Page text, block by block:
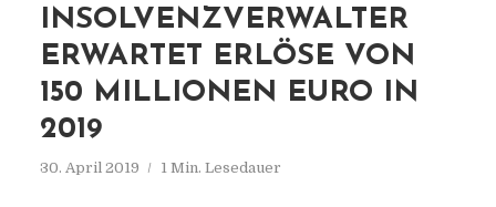
INSOLVENZVERWALTER
ERWARTET ERLÖSE VON
150 MILLIONEN EURO IN
2019
30. April 2019 1 Min. Lesedauer